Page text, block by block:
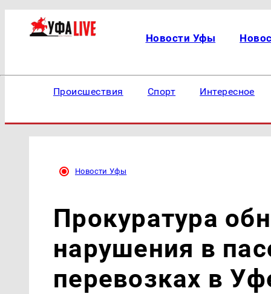
Новости Уфы
Происшествия Спорт Интересное
Новости Уфы
Прокуратура
нарушения в
перевозках в